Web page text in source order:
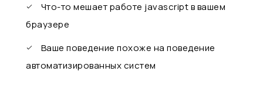
Что-то мешает работе javascript в вашем
браузере
Ваше поведение похоже на поведение
автоматизированных систем